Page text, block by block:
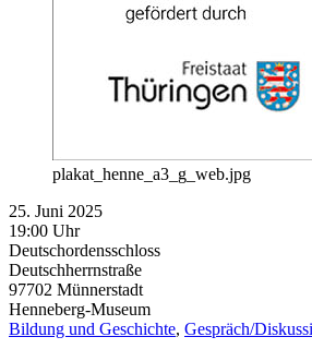
plakat_henne_a3_g_web.jpg
25. Juni 2025
19:00 Uhr
Deutschordensschloss
Deutschherrnstraße
97702 Münnerstadt
Henneberg-Museum
Bildung und Geschichte, Gespräch/